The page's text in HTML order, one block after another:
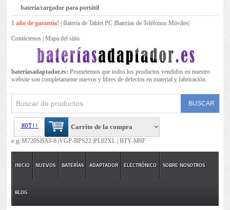
batería/cargador para portátil
1 año de garantía! |Batería de Tablet PC |Baterías de Teléfonos Móviles
Contáctenos |Mapa del sitio
bateríasadaptador.es: Prometemos que todos los productos vendidos en nuestro
website son completamente nuevos y libres de defectos en material y fabricación.
Carrito de la compra
e.g:M720SBAT-8 |VGP-BPS22 |PL02XL | BTY-M6F
INICIO NUEVOS BATERÍAS ADAPTADOR ELECTRÓNICO SOBRE NOSOTROS
BLOG